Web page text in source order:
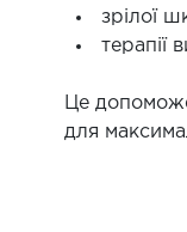
зрілої
терапії
Це допоможе
для